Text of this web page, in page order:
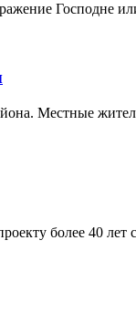
Господне
Местные
более 40